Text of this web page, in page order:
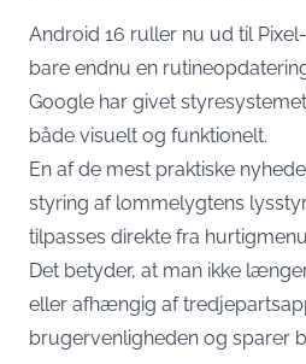
Android 16 ruller nu ud til
bare endnu en
Google har givet
både visuelt og funktionelt.
En af de mest praktiske
styring af lommelygtens
tilpasses direkte fra
Det betyder, at man ikke
eller afhængig af
brugervenligheden og sparer